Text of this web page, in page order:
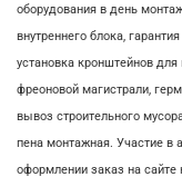
оборудования в день
внутреннего блока,
установка кронштейнов
фреоновой магистрали,
вывоз строительного
пена монтажная. Участие в
оформлении заказ на